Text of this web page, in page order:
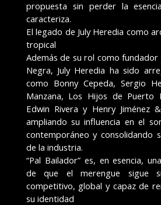
propuesta sin perder la
caracteriza.
El legado de July Heredia como
tropical
Además de su rol como
Negra, July Heredia ha sido
como Bonny Cepeda, Sergio
Manzana, Los Hijos de Puerto
Edwin Rivera y Henry Jiménez
ampliando su influencia en el
contemporáneo y consolidando
de la industria.
“Pal Bailador” es, en esencia,
de que el merengue sigue
competitivo, global y capaz de
su identidad